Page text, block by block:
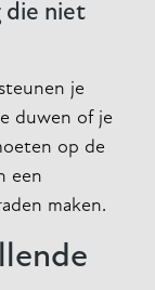
die niet
je
duwen of je
op de
een
maken.